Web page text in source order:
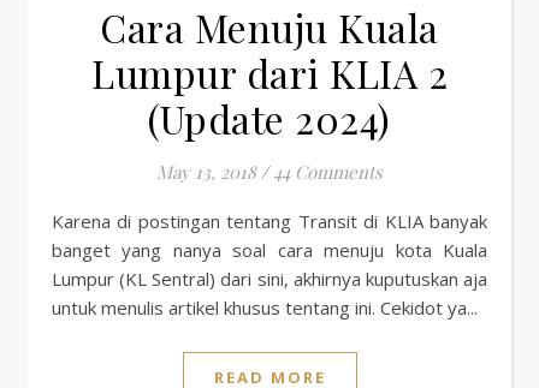
Cara Menuju Kuala
Lumpur dari KLIA 2
(Update 2024)
May 13, 2018 / 44 Comments
Karena di postingan tentang Transit di KLIA banyak
banget yang nanya soal cara menuju kota Kuala
Lumpur (KL Sentral) dari sini, akhirnya kuputuskan aja
untuk menulis artikel khusus tentang ini. Cekidot ya...
READ MORE